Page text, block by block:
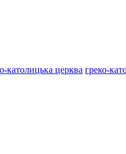
католицька церква греко-